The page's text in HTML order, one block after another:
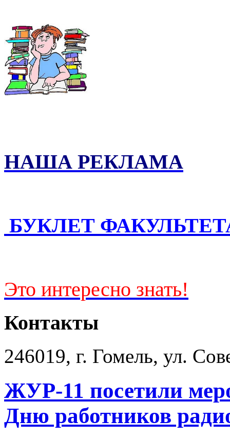
НАША РЕКЛАМА
БУКЛЕТ
Это интересно знать!
Контакты
246019, г. Гомель, ул.
ЖУР-11 посетили
Дню работников